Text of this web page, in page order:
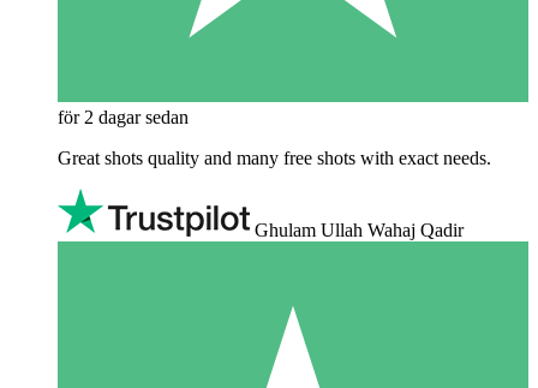
för 2 dagar sedan
Great shots quality and many free shots with exact needs.
Ghulam Ullah Wahaj Qadir